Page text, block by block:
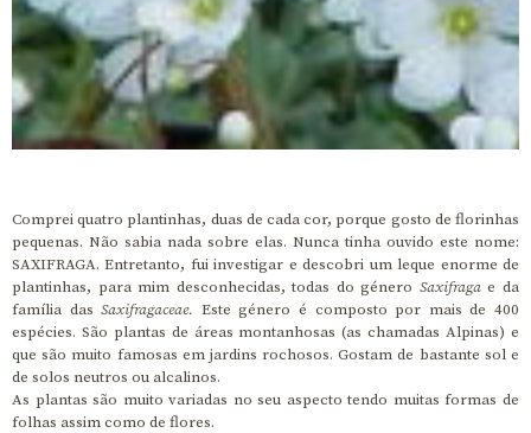
Comprei quatro plantinhas, duas de cada cor, porque gosto de florinhas
pequenas. Não sabia nada sobre elas. Nunca tinha ouvido este nome:
SAXIFRAGA. Entretanto, fui investigar e descobri um leque enorme de
plantinhas, para mim desconhecidas, todas do género Saxifragae da
família dasSaxifragaceae. Este género é composto por mais de 400
espécies. São plantas de áreas montanhosas (as chamadas Alpinas) e
que são muito famosas em jardins rochosos. Gostam de bastante sol e
de solos neutros ou alcalinos.
As plantas são muito variadas no seu aspecto tendo muitas formas de
folhas assim como de flores.